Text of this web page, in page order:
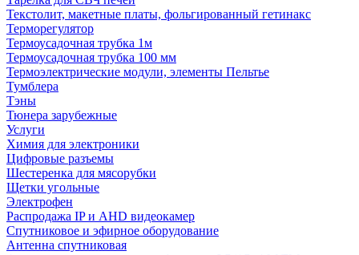
Текстолит, макетные платы, фольгированный гетинакс
Терморегулятор
Термоусадочная трубка 1м
Термоусадочная трубка 100 мм
Термоэлектрические модули, элементы Пельтье
Тумблера
Тэны
Тюнера зарубежные
Услуги
Химия для электроники
Цифровые разъемы
Шестеренка для мясорубки
Щетки угольные
Электрофен
Распродажа IP и AHD видеокамер
Спутниковое и эфирное оборудование
Антенна спутниковая